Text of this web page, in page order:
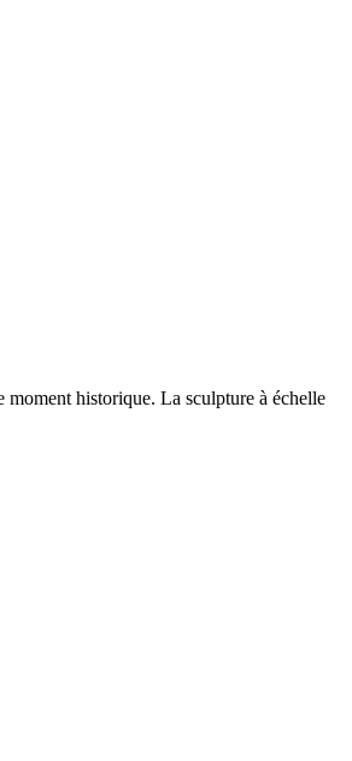
historique. La sculpture à échelle